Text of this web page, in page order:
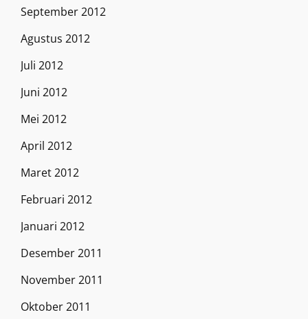
September 2012
Agustus 2012
Juli 2012
Juni 2012
Mei 2012
April 2012
Maret 2012
Februari 2012
Januari 2012
Desember 2011
November 2011
Oktober 2011